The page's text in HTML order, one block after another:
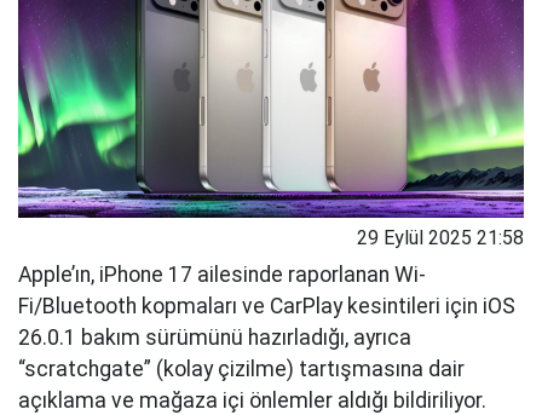
29 Eylül 2025 21:58
Apple’ın, iPhone 17 ailesinde raporlanan Wi-
Fi/Bluetooth kopmaları ve CarPlay kesintileri için iOS
26.0.1 bakım sürümünü hazırladığı, ayrıca
“scratchgate” (kolay çizilme) tartışmasına dair
açıklama ve mağaza içi önlemler aldığı bildiriliyor.